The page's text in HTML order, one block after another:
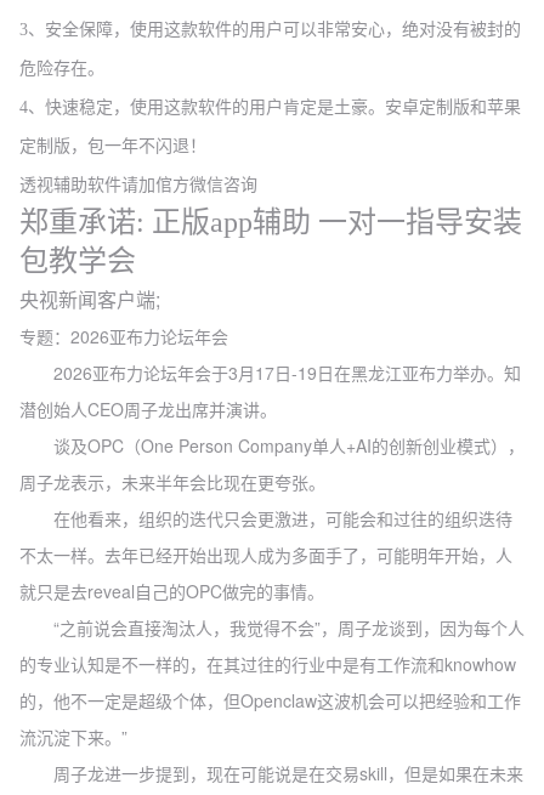
3、安全保障，使用这款软件的用户可以非常安心，绝对没有被封的
危险存在。
4、快速稳定，使用这款软件的用户肯定是土豪。安卓定制版和苹果
定制版，包一年不闪退！
透视辅助软件请加倌方微信咨询
郑重承诺: 正版app辅助 一对一指导安装
包教学会
央视新闻客户端;
专题：2026亚布力论坛年会
2026亚布力论坛年会于3月17日-19日在黑龙江亚布力举办。知
潜创始人CEO周子龙出席并演讲。
谈及OPC（One Person Company单人+AI的创新创业模式），
周子龙表示，未来半年会比现在更夸张。
在他看来，组织的迭代只会更激进，可能会和过往的组织迭待
不太一样。去年已经开始出现人成为多面手了，可能明年开始，人
就只是去reveal自己的OPC做完的事情。
“之前说会直接淘汰人，我觉得不会”，周子龙谈到，因为每个人
的专业认知是不一样的，在其过往的行业中是有工作流和knowhow
的，他不一定是超级个体，但Openclaw这波机会可以把经验和工作
流沉淀下来。”
周子龙进一步提到，现在可能说是在交易skill，但是如果在未来